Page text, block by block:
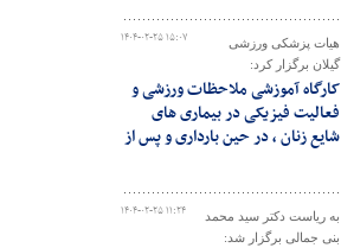
۱۴۰۴-۰۲-۲۵ ۱۵:۰۷
هیات پزشکی ورزشی
گیلان برگزار کرد:
کارگاه آموزشی ملاحظات ورزشی و
فعالیت فیزیکی در بیماری های
شایع زنان ، در حین بارداری و پس از
۱۴۰۴-۰۲-۲۵ ۱۱:۲۴
به ریاست دکتر سید محمد
بنی جمالی برگزار شد: